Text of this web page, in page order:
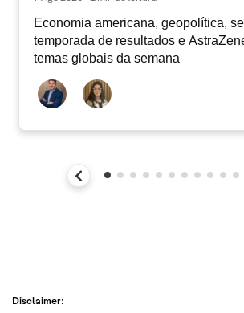
Economia americana, geopolítica,
temporada de resultados e
temas globais da semana
Disclaimer: